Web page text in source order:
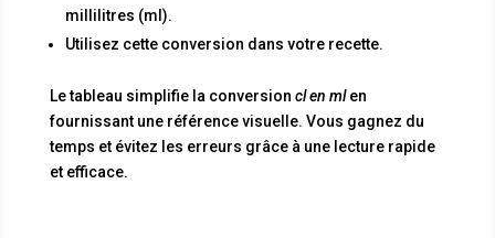
millilitres (ml).
Utilisez cette conversion dans votre recette.
Le tableau simplifie la conversion cl en mlen
fournissant une référence visuelle. Vous gagnez du
temps et évitez les erreurs grâce à une lecture rapide
et efficace.